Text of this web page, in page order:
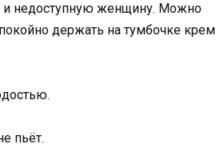
и недоступную женщину. Можно
держать на тумбочке крем
пьёт.